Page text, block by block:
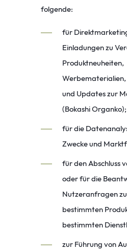
folgende:
für
Einladungen zu
Produktneuheiten,
und Updates zur
(Bokashi Organko);
für die
Zwecke und
für den Abschluss
oder für die
Nutzeranfragen
bestimmten
bestimmten
zur Führung von